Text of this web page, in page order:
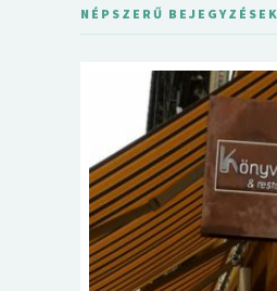
NÉPSZERŰ BEJEGYZÉSEK